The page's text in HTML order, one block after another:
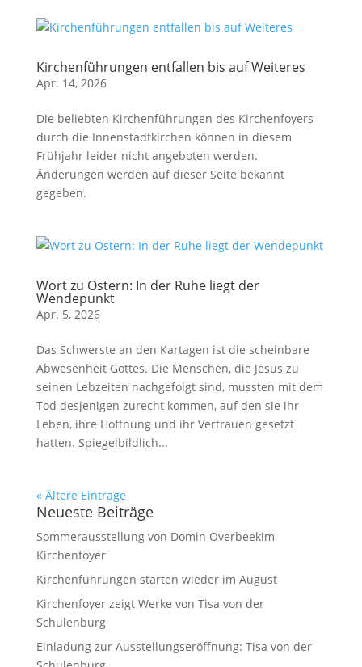
Kirchenführungen entfallen bis auf Weiteres
Apr. 14, 2026
Die beliebten Kirchenführungen des Kirchenfoyers
durch die Innenstadtkirchen können in diesem
Frühjahr leider nicht angeboten werden.
Änderungen werden auf dieser Seite bekannt
gegeben.
Wort zu Ostern: In der Ruhe liegt der
Wendepunkt
Apr. 5, 2026
Das Schwerste an den Kartagen ist die scheinbare
Abwesenheit Gottes. Die Menschen, die Jesus zu
seinen Lebzeiten nachgefolgt sind, mussten mit dem
Tod desjenigen zurecht kommen, auf den sie ihr
Leben, ihre Hoffnung und ihr Vertrauen gesetzt
hatten. Spiegelbildlich...
« Ältere Einträge
Neueste Beiträge
Sommerausstellung von Domin Overbeekim
Kirchenfoyer
Kirchenführungen starten wieder im August
Kirchenfoyer zeigt Werke von Tisa von der
Schulenburg
Einladung zur Ausstellungseröffnung: Tisa von der